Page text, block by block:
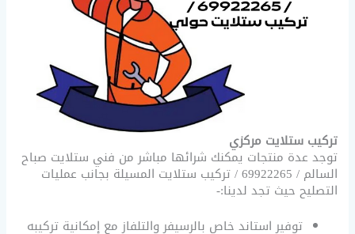
تركيب ستلايت مركزي
توجد عدة منتجات يمكنك شرائها مباشر من فني ستلايت صباح
السالم / 69922265 / تركيب ستلايت المسيلة بجانب عمليات
التصليح حيث تجد لدينا:-
توفير استاند خاص بالرسيفر والتلفاز مع إمكانية تركيبه